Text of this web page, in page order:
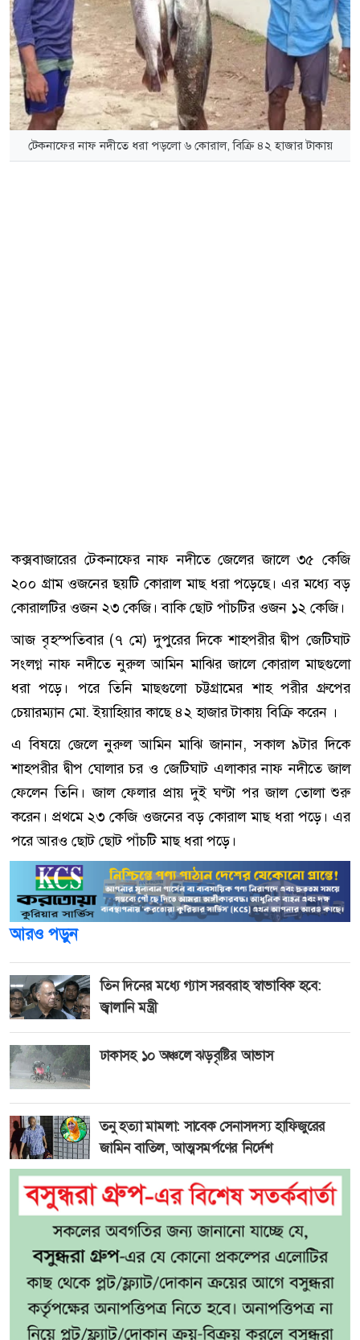
টেকনাফের নাফ নদীতে ধরা পড়লো ৬ কোরাল, বিক্রি ৪২ হাজার টাকায়
কক্সবাজারের টেকনাফের নাফ নদীতে জেলের জালে ৩৫ কেজি
২০০ গ্রাম ওজনের ছয়টি কোরাল মাছ ধরা পড়েছে। এর মধ্যে বড়
কোরালটির ওজন ২৩ কেজি। বাকি ছোট পাঁচটির ওজন ১২ কেজি।
আজ বৃহস্পতিবার (৭ মে) দুপুরের দিকে শাহপরীর দ্বীপ জেটিঘাট
সংলগ্ন নাফ নদীতে নুরুল আমিন মাঝির জালে কোরাল মাছগুলো
ধরা পড়ে। পরে তিনি মাছগুলো চট্টগ্রামের শাহ পরীর গ্রুপের
চেয়ারম্যান মো. ইয়াহিয়ার কাছে ৪২ হাজার টাকায় বিক্রি করেন ।
এ বিষয়ে জেলে নুরুল আমিন মাঝি জানান, সকাল ৯টার দিকে
শাহপরীর দ্বীপ ঘোলার চর ও জেটিঘাট এলাকার নাফ নদীতে জাল
ফেলেন তিনি। জাল ফেলার প্রায় দুই ঘণ্টা পর জাল তোলা শুরু
করেন। প্রথমে ২৩ কেজি ওজনের বড় কোরাল মাছ ধরা পড়ে। এর
পরে আরও ছোট ছোট পাঁচটি মাছ ধরা পড়ে।
আরও পড়ুন
তিন দিনের মধ্যে গ্যাস সরবরাহ স্বাভাবিক হবে:
জ্বালানি মন্ত্রী
ঢাকাসহ ১০ অঞ্চলে ঝড়বৃষ্টির আভাস
তনু হত্যা মামলা: সাবেক সেনাসদস্য হাফিজুরের
জামিন বাতিল, আত্মসমর্পণের নির্দেশ